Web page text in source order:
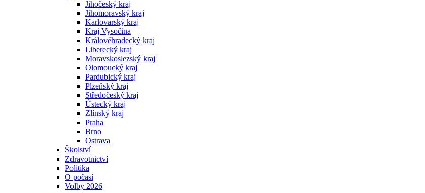
Jihočeský kraj
Jihomoravský kraj
Karlovarský kraj
Kraj Vysočina
Králověhradecký kraj
Liberecký kraj
Moravskoslezský kraj
Olomoucký kraj
Pardubický kraj
Plzeňský kraj
Středočeský kraj
Ústecký kraj
Zlínský kraj
Praha
Brno
Ostrava
Školství
Zdravotnictví
Politika
O počasí
Volby 2026